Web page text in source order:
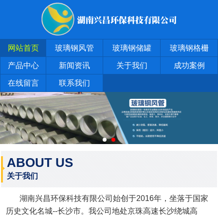
网站首页 玻璃钢风管 玻璃钢储罐 玻璃钢格栅
产品中心 新闻资讯 关于我们 成功案例
在线留言 联系我们
ABOUT US
关于我们
湖南兴昌环保科技有限公司始创于2016年，坐落于国家
历史文化名城--长沙市。我公司地处京珠高速长沙绕城高